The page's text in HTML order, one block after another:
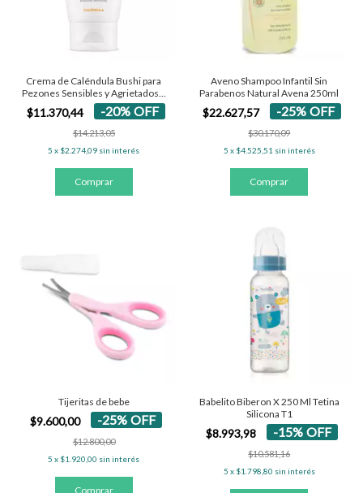
Crema de Caléndula Bushi para
Pezones Sensibles y Agrietados x
50 g
$11.370,44 -20%OFF
$14.213,05
5 x $2.274,09 sin interés
Aveno Shampoo Infantil Sin
Parabenos Natural Avena 250ml
$22.627,57 -25% OFF
$30.170,09
5 x $4.525,51 sin interés
Tijeritas de bebe
$9.600,00 -25%OFF
$12.800,00
5 x $1.920,00 sin interés
Babelito Biberon X 250 Ml Tetina
Silicona T1
$8.993,98 -15% OFF
$10.581,16
5 x $1.798,80 sin interés